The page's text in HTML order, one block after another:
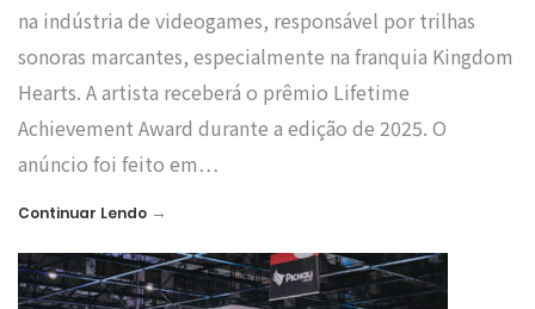
na indústria de videogames, responsável por trilhas
sonoras marcantes, especialmente na franquia Kingdom
Hearts. A artista receberá o prêmio Lifetime
Achievement Award durante a edição de 2025. O
anúncio foi feito em…
Continuar Lendo →